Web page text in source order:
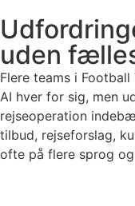
uden
Flere teams i
AI hver for sig, men
rejseoperation
tilbud, rejseforslag,
ofte på flere sprog